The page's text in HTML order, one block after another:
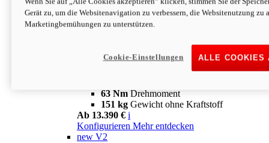
63 NmDrehmoment
151 kgGewicht ohne Kraftstoff
Ab 13.890 € i
63 Nm Drehmoment
151 kg Gewicht ohne Kraftstoff
Ab 13.390 € i
Konfigurieren Mehr entdecken
new V2
Gerät zu, um die Websitenavigation zu verbessern, die Websitenutzung zu
Marketingbemühungen zu unterstützen.
ALLE COOKIES
Cookie-Einstellungen